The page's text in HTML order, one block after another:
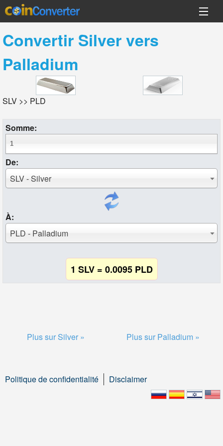
Convertir Silververs
Palladium
SLV >> PLD
Somme:
De:
SLV - Silver
À:
PLD - Palladium
1 SLV = 0.0095 PLD
Plus sur Silver » Plus sur Palladium »
Politique de confidentialité Disclaimer